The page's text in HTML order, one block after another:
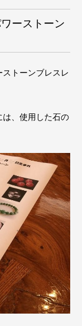
ーストーン
トーンブレスレ
、使用した石の